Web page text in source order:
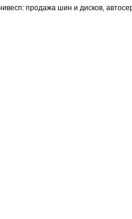
продажа шин и дисков,